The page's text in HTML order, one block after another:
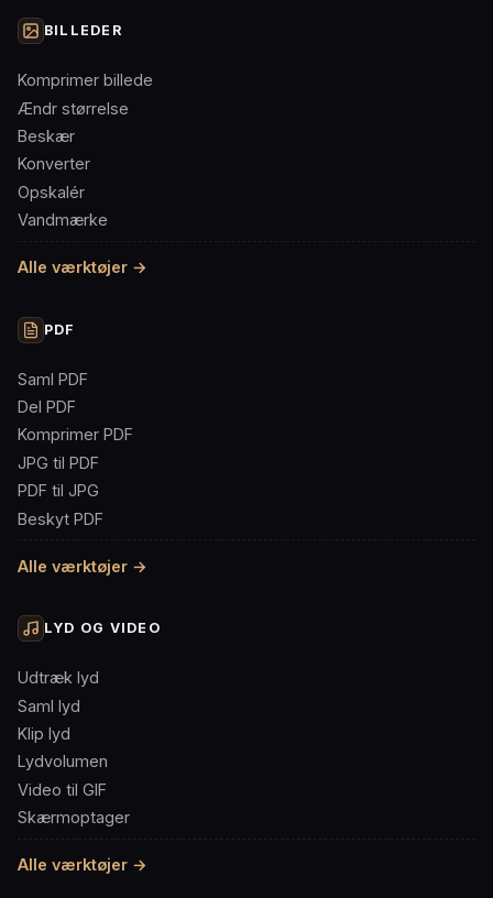
BILLEDER
Komprimer billede
Ændr størrelse
Beskær
Konverter
Opskalér
Vandmærke
Alle værktøjer →
PDF
Saml PDF
Del PDF
Komprimer PDF
JPG til PDF
PDF til JPG
Beskyt PDF
Alle værktøjer →
LYD OG VIDEO
Udtræk lyd
Saml lyd
Klip lyd
Lydvolumen
Video til GIF
Skærmoptager
Alle værktøjer →